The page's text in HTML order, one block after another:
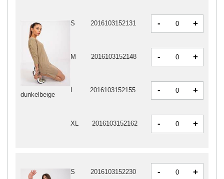
dunkelbeige
S 2016103152131 - +
M 2016103152148 - +
L 2016103152155 - +
XL 2016103152162 - +
S 2016103152230 - +